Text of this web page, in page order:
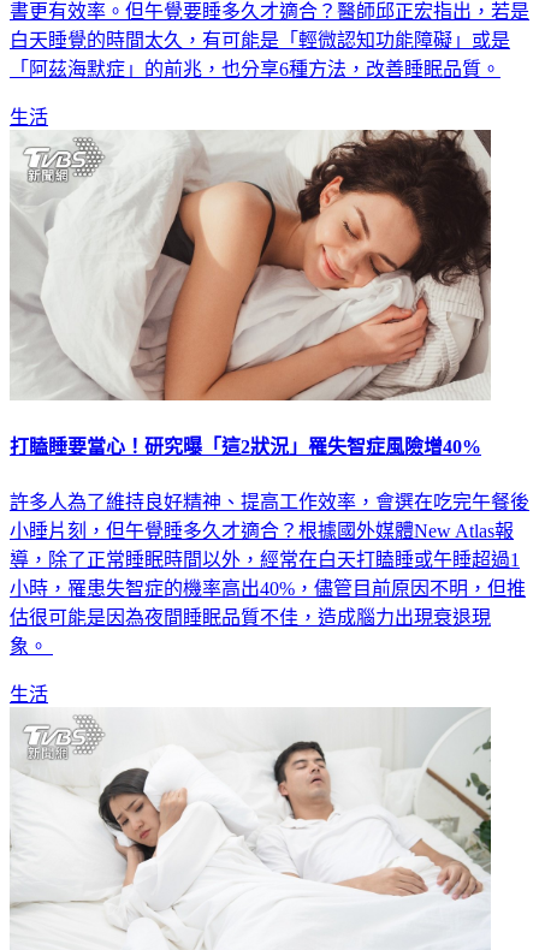
書更有效率。但午覺要睡多久才適合？醫師邱正宏指出，若是
白天睡覺的時間太久，有可能是「輕微認知功能障礙」或是
「阿茲海默症」的前兆，也分享6種方法，改善睡眠品質。
生活
打瞌睡要當心！研究曝「這2狀況」罹失智症風險增40%
許多人為了維持良好精神、提高工作效率，會選在吃完午餐後
小睡片刻，但午覺睡多久才適合？根據國外媒體New Atlas報
導，除了正常睡眠時間以外，經常在白天打瞌睡或午睡超過1
小時，罹患失智症的機率高出40%，儘管目前原因不明，但推
估很可能是因為夜間睡眠品質不佳，造成腦力出現衰退現
象。
生活